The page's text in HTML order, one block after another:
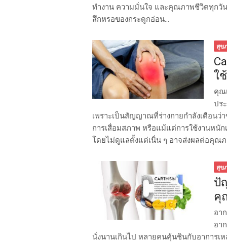
ทำงาน ความมั่นใจ และคุณภาพชีวิตทุกวั
สึกหรอของกระดูกอ่อน...
สุข
ใ
คุณ
ปร
เพราะเป็นสัญญาณที่ร่างกายกำลังเตือน
การเสื่อมสภาพ หรือแม้แต่การใช้งานหนั
โดยไม่ดูแลตั้งแต่เนิ่น ๆ อาจส่งผลต่อคุณ
สุข
ปั
คุ
อา
อา
นั่งนานเกินไป หลายคนคุ้นชินกับอาการเห